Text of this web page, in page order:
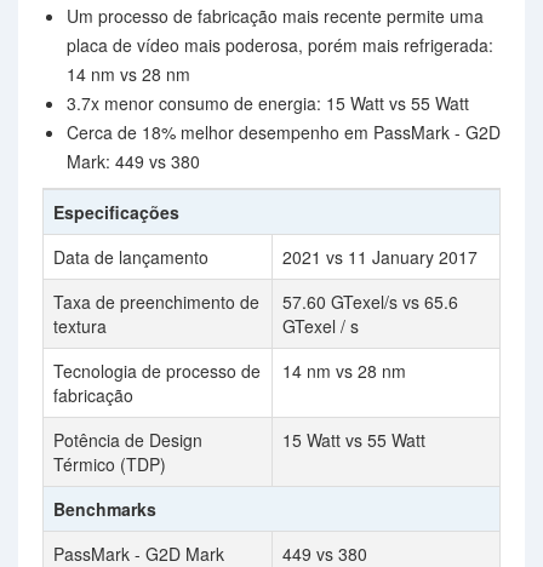
Um processo de fabricação mais recente permite uma
placa de vídeo mais poderosa, porém mais refrigerada:
14 nm vs 28 nm
3.7x menor consumo de energia: 15 Watt vs 55 Watt
Cerca de 18% melhor desempenho em PassMark - G2D
Mark: 449 vs 380
Especificações
Data de lançamento
2021 vs 11 January 2017
Taxa de preenchimento de
textura
57.60 GTexel/s vs 65.6
GTexel / s
Tecnologia de processo de
fabricação
14 nm vs 28 nm
Potência de Design
Térmico (TDP)
15 Watt vs 55 Watt
Benchmarks
PassMark - G2D Mark
449 vs 380